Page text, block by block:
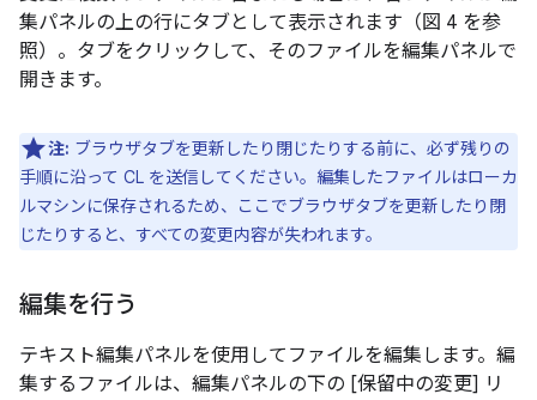
集パネルの上の行にタブとして表示されます（図 4 を参
照）。タブをクリックして、そのファイルを編集パネルで
開きます。
注: ブラウザタブを更新したり閉じたりする前に、必ず残りの
手順に沿って CL を送信してください。編集したファイルはローカ
ルマシンに保存されるため、ここでブラウザタブを更新したり閉
じたりすると、すべての変更内容が失われます。
編集を行う
テキスト編集パネルを使用してファイルを編集します。編
集するファイルは、編集パネルの下の [保留中の変更] リ